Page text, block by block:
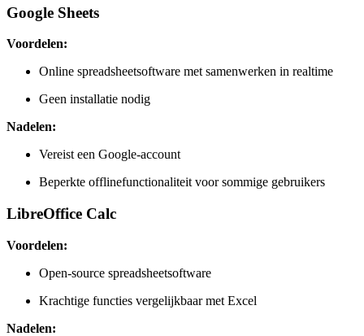
Google Sheets
Voordelen:
Online spreadsheetsoftware met samenwerken in realtime
Geen installatie nodig
Nadelen:
Vereist een Google-account
Beperkte offlinefunctionaliteit voor sommige gebruikers
LibreOffice Calc
Voordelen:
Open-source spreadsheetsoftware
Krachtige functies vergelijkbaar met Excel
Nadelen: